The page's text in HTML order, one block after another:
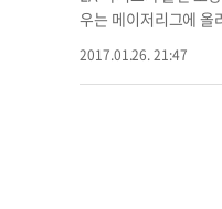
구장 쿠어스필드는
에이고의 펫코파크는 전통
우는 메이저리그에 올라오게 될 경우 125만
1.69를 기록했다. 다저스가 모로우에게 마이너 계약을 제안한 이유는 오랜 기간동안 어깨 부상의 경력을 고려한 것으로 해석된다. 한편 다저스는
오클랜드 어슬레틱스와의 트레이드를 통해 외야수 브렛 아이브너(28)를
2017.01.26. 21:47